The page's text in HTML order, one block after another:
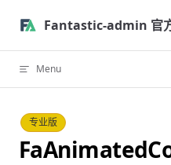
Skip to content
Fantastic-admin 官
Menu
专业版